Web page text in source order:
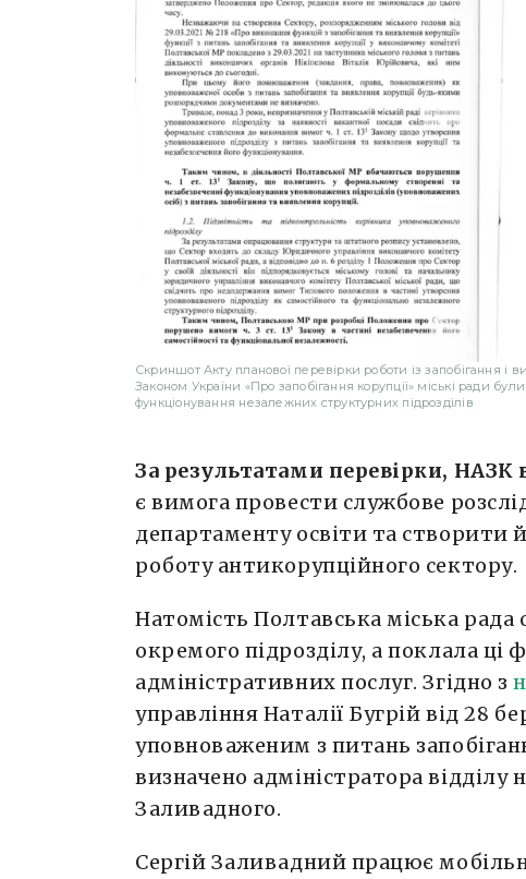
Скриншот Акту планової перевірки роботи із запобігання і
Законом України «Про запобігання корупції» міські ради
функціонування незалежних структурних підрозділів
За результатами перевірки, НАЗК
є вимога провести службове
департаменту освіти та створити
роботу антикорупційного сектору.
Натомість Полтавська міська
окремого підрозділу, а поклала ці
адміністративних послуг. Згідно з
управління Наталії Бугрій від 28
уповноваженим з питань
визначено адміністратора відділу
Заливадного.
Сергій Заливадний працює